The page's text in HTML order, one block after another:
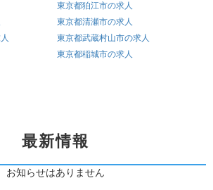
東京都狛江市の求人
東京都清瀬市の求人
東京都武蔵村山市の求人
東京都稲城市の求人
最新情報
お知らせはありません